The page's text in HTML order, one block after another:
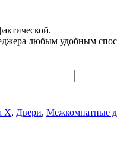
любым удобным
X, Двери, Межкомнатные